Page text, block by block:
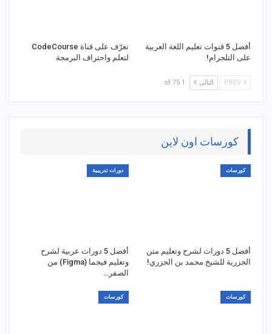
أفضل 5 قنوات تعليم اللغة العربية
على التلجرام!
تعرّف على قناة CodeCourse
لتعلم واحتراف البرمجة
التالي 1 of 75
كورسات اون لاين
كورسات
أفضل 5 دورات لشرح وتعليم متن
الجزرية للشيخ محمد بن الجزري!
دورات تدريبية
أفضل 5 دورات عربية لشرح
وتعليم فيجما (Figma) من
الصفر…
كورسات كورسات